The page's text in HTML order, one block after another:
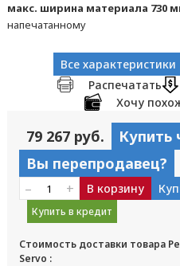
макс. ширина материала 730
напечатанному
Все характеристики
Распечатать
Хочу
79 267 руб.
Купить
Вы перепродавец?
– + В корзину
Купить в кредит
Стоимость доставки товара
Servo :